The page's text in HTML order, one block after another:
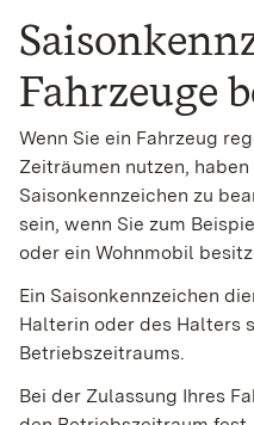
Fahrzeuge
Wenn Sie ein Fahrzeug
Zeiträumen nutzen,
Saisonkennzeichen zu
sein, wenn Sie zum
oder ein Wohnmobil
Ein Saisonkennzeichen
Halterin oder des Halters
Betriebszeitraums.
Bei der Zulassung Ihres